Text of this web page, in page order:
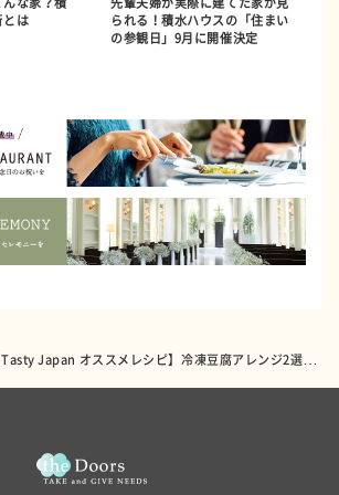
は
られる！積水ハウスの「住まい
の参観日」9月に開催決定
Tasty Japan オススメレシピ】冷凍豆腐アレンジ2選〜ヘルシーなのにボリューム満点！